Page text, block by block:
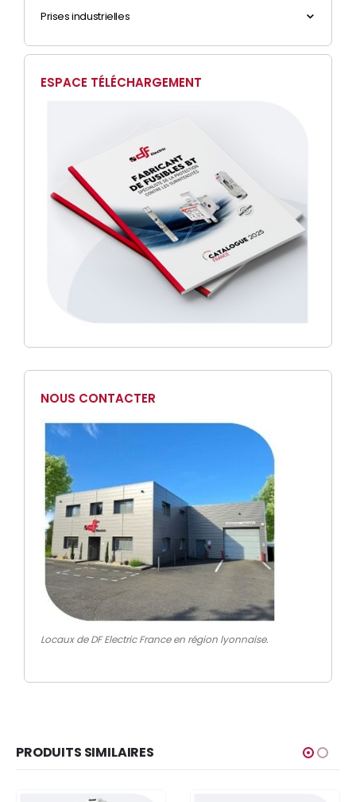
Prises industrielles
ESPACE TÉLÉCHARGEMENT
NOUS CONTACTER
Locaux de DF Electric France en région lyonnaise.
PRODUITS SIMILAIRES